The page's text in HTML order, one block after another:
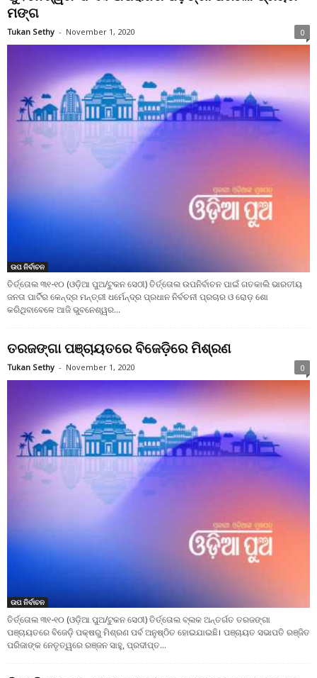
ମଙ୍ଗ
Tukan Sethy - November 1, 2020 0
ଉପ ନିର୍ବାଚନ
ତିର୍ତ୍ତୋଲ ୩୧-୧୦ (ଓଡ଼ିଆ ପୁଅ/ଟୁକନ ସେଠୀ) ତିର୍ତ୍ତୋଲ ଉପନିର୍ବାଚନ ପାଇଁ ଗତକାଲି ଭାରତୀୟ
ଜନତା ପାର୍ଟିର କେନ୍ଦ୍ର ମନ୍ତ୍ରୀ ଧର୍ମେନ୍ଦ୍ର ପ୍ରଧାନ ନିର୍ବଚନୀ ପ୍ରଚାର ଓ ରୋଡ଼ ଶୋ
କରିଥିବାବେଳେ ଆଜି ଭୁବନେଶ୍ୱର...
ତରଜଙ୍ଗା ପଞ୍ଚାୟତରେ ବିଜେଡ଼ିରେ ମିଶ୍ରଣ
Tukan Sethy - November 1, 2020 0
ଉପ ନିର୍ବାଚନ
ତିର୍ତ୍ତୋଲ ୩୧-୧୦ (ଓଡ଼ିଆ ପୁଅ/ଟୁକନ ସେଠୀ) ତିର୍ତ୍ତୋଲ ବ୍ଲକ ଅନ୍ତର୍ଗତ ତରଜଙ୍ଗା
ପଞ୍ଚାୟତରେ ବିଜେଡ଼ି ପକ୍ଷରୁ ମିଶ୍ରଣ ପର୍ବ ଅନୁଷ୍ଠିତ ହୋଇଯାଇଛି। ପଞ୍ଚାୟତ ସଭାପତି ରଞ୍ଜିତ
ପରିଜାଙ୍କ ନେତୃତ୍ୱରେ ରଞ୍ଜନ ସାହୁ, ପ୍ରଦୀପ୍ତ...